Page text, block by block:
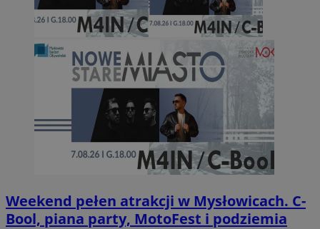
Weekend pełen atrakcji w Mysłowicach. C-
Bool, piana party, MotoFest i podziemia